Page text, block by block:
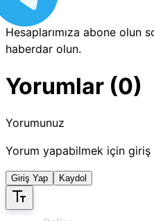
Hesaplarımıza abone olun
haberdar olun.
Yorumlar (0)
Yorumunuz
Yorum yapabilmek için giriş
Giriş Yap Kaydol